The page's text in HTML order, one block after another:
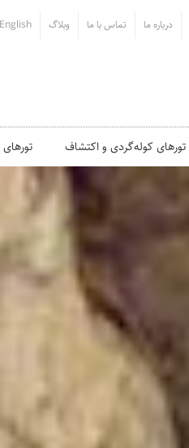
درباره ما تماس با ما وبلاگ English
تورهای کوله‌گردی و اکتشاف